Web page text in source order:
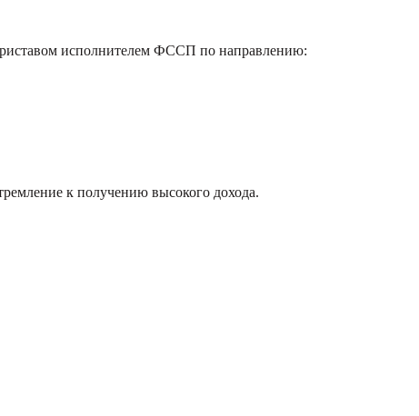
исполнителем ФССП по направлению:
к получению высокого дохода.